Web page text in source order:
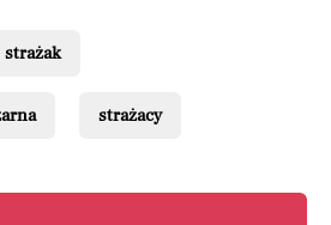
strażak
strażacy